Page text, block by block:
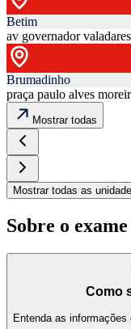
Betim
av governador
Brumadinho
praça paulo alves
Mostrar todas
Mostrar todas as
Sobre o exame
Como
Entenda as